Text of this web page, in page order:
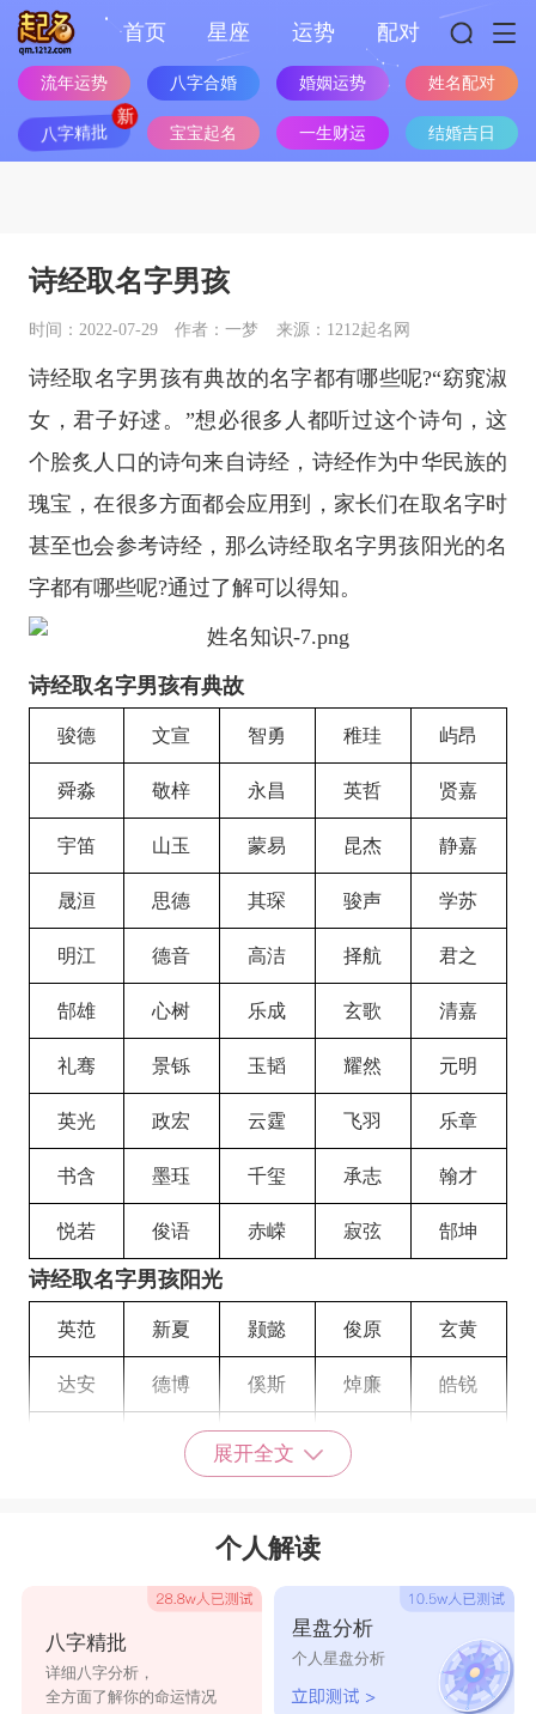
首页 星座 运势 配对
流年运势 八字合婚 婚姻运势 姓名配对
八字精批 宝宝起名 一生财运 结婚吉日
诗经取名字男孩
时间：2022-07-29 作者：一梦 来源：1212起名网
诗经取名字男孩有典故的名字都有哪些呢?“窈窕淑
女，君子好逑。”想必很多人都听过这个诗句，这
个脍炙人口的诗句来自诗经，诗经作为中华民族的
瑰宝，在很多方面都会应用到，家长们在取名字时
甚至也会参考诗经，那么诗经取名字男孩阳光的名
字都有哪些呢?通过了解可以得知。
诗经取名字男孩有典故
骏德 文宣 智勇 稚珪 屿昂
舜淼 敬梓 永昌 英哲 贤嘉
宇笛 山玉 蒙易 昆杰 静嘉
晟洹 思德 其琛 骏声 学苏
明江 德音 高洁 择航 君之
郜雄 心树 乐成 玄歌 清嘉
礼骞 景铄 玉韬 耀然 元明
英光 政宏 云霆 飞羽 乐章
书含 墨珏 千玺 承志 翰才
悦若 俊语 赤嵘 寂弦 郜坤
诗经取名字男孩阳光
英范 新夏 颢懿 俊原 玄黄
达安 德博 傒斯 焯廉 皓锐
博超 自永 惠然
子胥
鸿飞 坚诚 嘉悦
远航 曾笑 光辉
展开全文
个人解读
八字精批
详细八字分析，
全方面了解你的命运情况
星盘分析
个人星盘分析